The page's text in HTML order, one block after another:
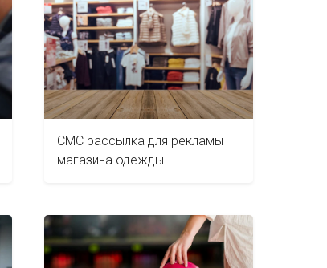
СМС рассылка для рекламы
магазина одежды